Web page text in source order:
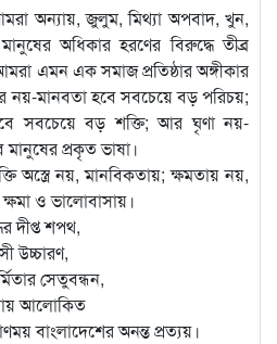
অন্যায়, জুলুম, মিথ্যা অপবাদ, খুন,
অধিকার হরণের বিরুদ্ধে তীব্র
এমন এক সমাজ প্রতিষ্ঠার অঙ্গীকার
নয়-মানবতা হবে সবচেয়ে বড় পরিচয়;
হবে সবচেয়ে বড় শক্তি; আর ঘৃণা নয়-
প্রকৃত ভাষা।
অস্ত্রে নয়, মানবিকতায়; ক্ষমতায় নয়,
ক্ষমা ও ভালোবাসায়।
দীপ্ত শপথ,
উচ্চারণ,
সেতুবন্ধন,
আলোকিত
বাংলাদেশের অনন্ত প্রত্যয়।